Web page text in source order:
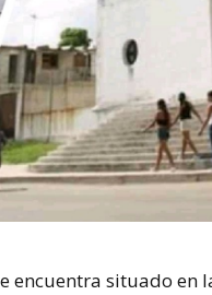
encuentra situado en